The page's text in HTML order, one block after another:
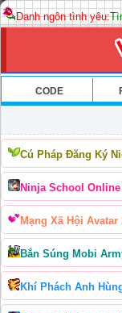
Danh ngôn tình yêu:
CODE
Cú Pháp Đăng Ký
Ninja School Online
Mạng Xã Hội Avatar
Bắn Súng Mobi
Khí Phách Anh